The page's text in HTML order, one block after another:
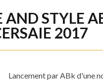
AND STYLE
2017
Lancement par ABk d'une